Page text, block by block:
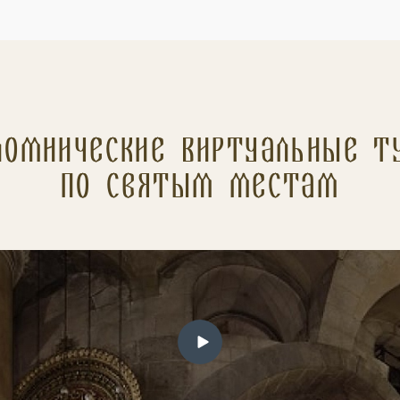
Виртуальные
по святым местам